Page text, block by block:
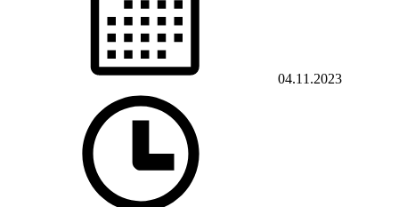
04.11.2023